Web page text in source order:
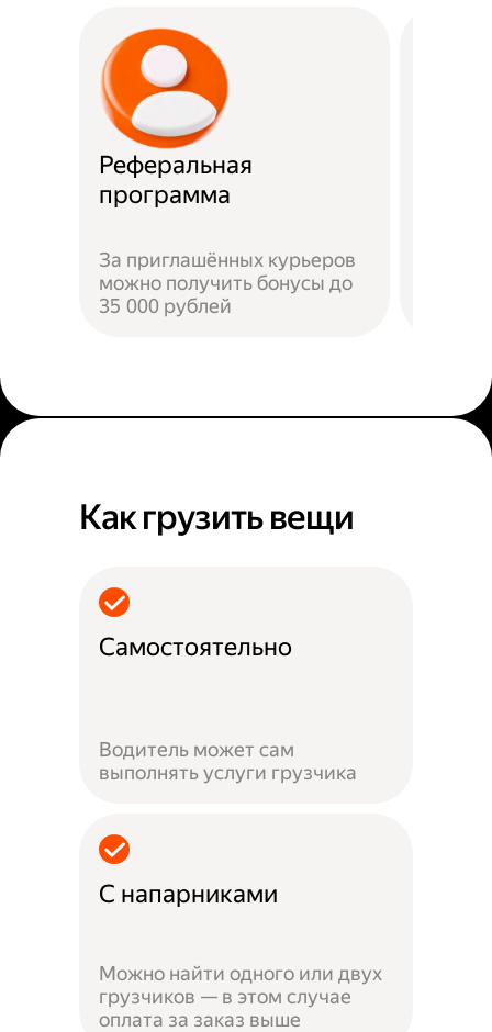
Реферальная
программа
За приглашённых курьеров
можно получить бонусы до
35 000 рублей
Как грузить вещи
Самостоятельно
Водитель может сам
выполнять услуги грузчика
С напарниками
Можно найти одного или двух
грузчиков — в этом случае
оплата за заказ выше